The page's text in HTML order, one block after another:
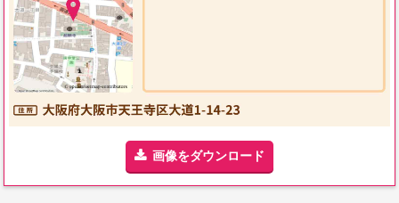
画像をダウンロード